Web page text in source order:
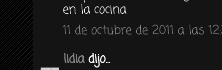
en la cocina
11 de octubre de 2011 a las
lidiadijo...